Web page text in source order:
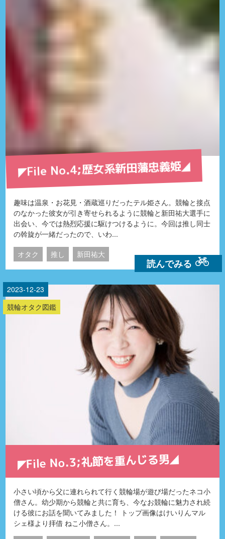
◤File No.4;歴女系新田藩忠義姫◢
趣味は温泉・お花見・酒蔵巡りだったテル姫さん。競輪と接点
のなかった彼女が引き寄せられるように競輪と新田祐大選手に
出会い、今では熱烈応援に駆けつけるように。今回は推し同士
の斡旋が一緒だったので、いわ...
オタク 推し 新田祐大
読んでみる
2023-12-23
競輪オタク図鑑
◤File No.3;礼節を重んじる男◢
小さい頃から父に連れられて行く競輪場が遊び場だったネコ小
僧さん。幼少期から競輪と共に育ち、今なお競輪に魅力され続
ける彼にお話を聞いてみました！ トップ画像はけいりんマル
シェ様より拝借 ねこ小僧さん。...